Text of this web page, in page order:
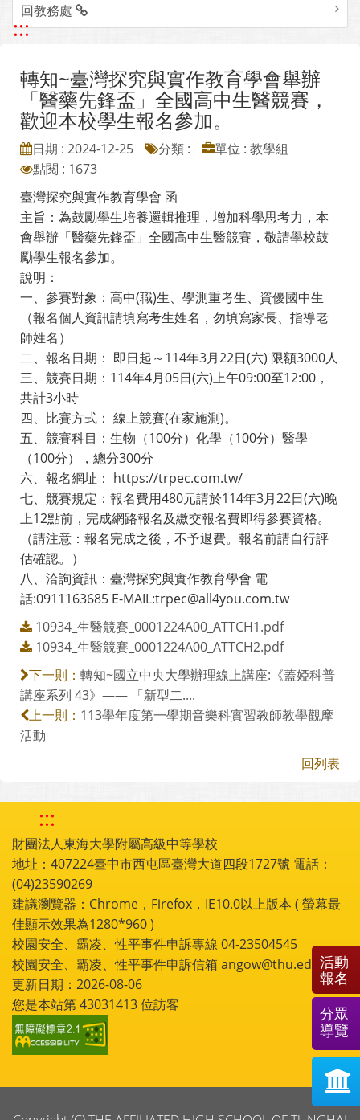
回教務處
:::
轉知~臺灣探究與實作教育學會舉辦
「醫藥先鋒盃」全國高中生醫競賽，
歡迎本校學生報名參加。
日期 : 2024-12-25 分類 :
單位 : 教學組
點閱 : 1673
臺灣探究與實作教育學會 函
主旨：為鼓勵學生培養邏輯推理，增加科學思考力，本
會舉辦「醫藥先鋒盃」全國高中生醫競賽，敬請學校鼓
勵學生報名參加。
說明：
一、參賽對象：高中(職)生、學測重考生、資優國中生
（報名個人資訊請填寫考生姓名，勿填寫家長、指導老
師姓名）
二、報名日期： 即日起～114年3月22日(六) 限額3000人
三、競賽日期：114年4月05日(六)上午09:00至12:00，
共計3小時
四、比賽方式： 線上競賽(在家施測)。
五、競賽科目：生物（100分）化學（100分）醫學
（100分），總分300分
六、報名網址： https://trpec.com.tw/
七、競賽規定：報名費用480元請於114年3月22日(六)晚
上12點前，完成網路報名及繳交報名費即得參賽資格。
（請注意：報名完成之後，不予退費。報名前請自行評
估確認。）
八、洽詢資訊：臺灣探究與實作教育學會 電
話:0911163685 E-MAIL:trpec@all4you.com.tw
10934_生醫競賽_0001224A00_ATTCH1.pdf
10934_生醫競賽_0001224A00_ATTCH2.pdf
下一則： 轉知~國立中央大學辦理線上講座:《蓋婭科普
講座系列 43》—— 「新型二....
上一則： 113學年度第一學期音樂科實習教師教學觀摩
活動
回列表
:::
財團法人東海大學附屬高級中等學校
地址：407224臺中市西屯區臺灣大道四段1727號 電話：
(04)23590269
建議瀏覽器：Chrome，Firefox，IE10.0以上版本 ( 螢幕最
佳顯示效果為1280*960 )
校園安全、霸凌、性平事件申訴專線 04-23504545
校園安全、霸凌、性平事件申訴信箱 angow@thu.edu.tw
更新日期：2026-08-06
您是本站第43031413位訪客
活動
報名
分眾
導覽